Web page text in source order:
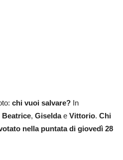
chi vuoi salvare? In
Beatrice, Giseldae Vittorio. Chi
nella puntata di giovedì 28